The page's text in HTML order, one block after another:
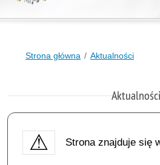
Strona główna Aktualności
Aktualności
Strona znajduje się